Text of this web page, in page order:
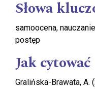
Słowa
samoocena,
postęp
Jak cytować
Gralińska-Brawata, A.